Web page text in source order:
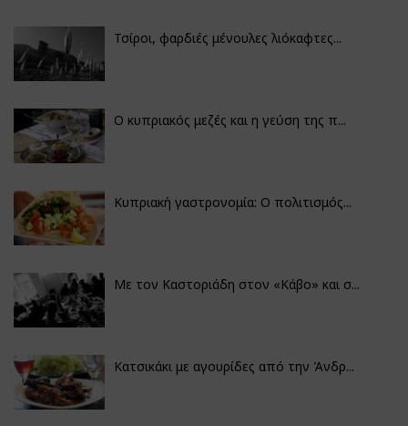
Τσίροι, φαρδιές μένουλες λιόκαφτες...
Ο κυπριακός μεζές και η γεύση της π...
Κυπριακή γαστρονομία: Ο πολιτισμός...
Με τον Καστοριάδη στον «Κάβο» και σ...
Κατσικάκι με αγουρίδες από την Άνδρ...